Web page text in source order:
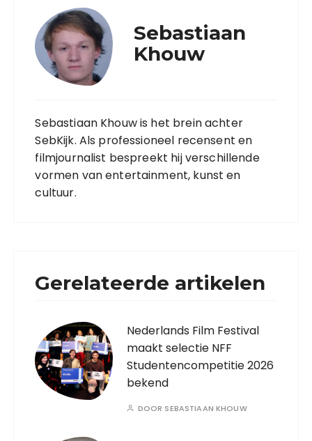
Sebastiaan
Khouw
Sebastiaan Khouw is het brein achter
SebKijk. Als professioneel recensent en
filmjournalist bespreekt hij verschillende
vormen van entertainment, kunst en
cultuur.
Gerelateerde artikelen
Nederlands Film Festival
maakt selectie NFF
Studentencompetitie 2026
bekend
DOOR SEBASTIAAN KHOUW